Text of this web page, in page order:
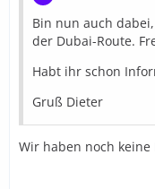
Bin nun auch
der Dubai-Route.
Habt ihr schon
Gruß Dieter
Wir haben noch keine